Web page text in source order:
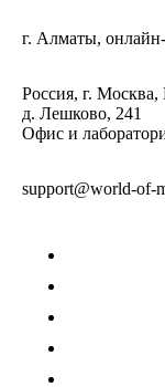
г. Алматы,
Россия, г.
д. Лешково, 241
Офис и
support@world-of-